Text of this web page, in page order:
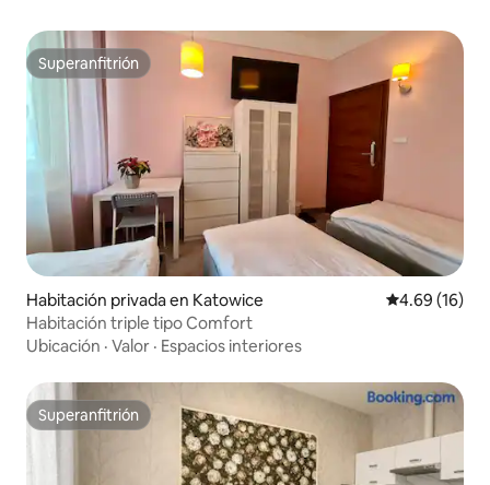
Superanfitrión
Superanfitrión
Habitación privada en Katowice Calificación
4.69 (16)
Habitación triple tipo Comfort
Ubicación · Valor · Espacios interiores
Superanfitrión
Superanfitrión